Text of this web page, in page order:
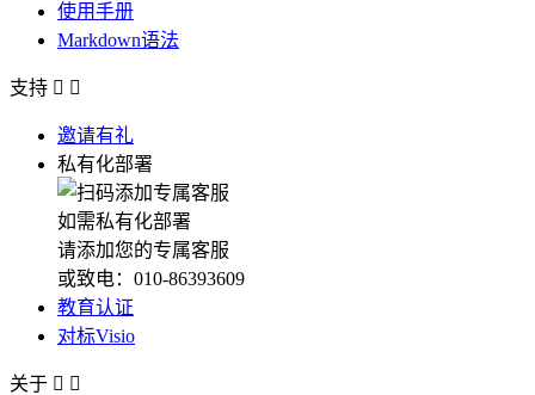
使用手册
Markdown语法
支持  
邀请有礼
私有化部署
如需私有化部署
请添加您的专属客服
或致电：010-86393609
教育认证
对标Visio
关于  